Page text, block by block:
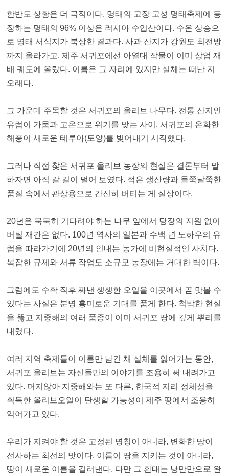
한반도 상황은 더 극적이다. 명태의 고장 고성 명태축제에 등
장하는 명태의 96% 이상은 러시아 수입산이다. 수온 상승으
로 명태 서식지가 북상한 결과다. 사과 산지가 강원도 최전방
까지 올라가고, 제주 서귀포에선 아열대 작물이 이미 상업 재
배 궤도에 올랐다. 이름은 그 자리에 있지만 실체는 떠난 지
오래다.
그 가운데 주목할 것은 서귀포의 올리브 나무다. 전통 산지인
유럽이 가뭄과 고온으로 위기를 맞는 사이, 서귀포의 온화한
해풍이 새로운 테루아(토양)를 빚어내기 시작했다.
그러나 직접 찾은 서귀포 올리브 농장의 현실은 결론부터 말
하자면 아직 갈 길이 멀어 보였다. 적은 생산량과 들쭉날쭉한
품질 속에서 관상용으로 간신히 버티는 게 실상이다.
20년은 묵묵히 기다려야 하는 나무 앞에서 당장의 지원 없이
버틸 재간은 없다. 100년 역사의 일본과 수백 년 노하우의 유
럽을 따라가기에 20년의 인내는 농가에 비현실적인 사치다.
복잡한 규제와 서류 작업도 소규모 농장에는 거대한 벽이다.
그럼에도 수확 직후 짜낸 생생한 오일을 이곳에서 곧 맛볼 수
있다는 사실은 분명 흥미로운 기대를 품게 한다. 척박한 현실
을 뚫고 지중해의 여러 품종이 이미 서귀포 땅에 깊게 뿌리를
내렸다.
여러 지역 축제들이 이름만 남긴 채 실체를 잃어가는 동안,
서귀포 올리브는 자신들만의 이야기를 조용히 써 내려가고
있다. 머지않아 지중해와는 또 다른, 한국적 지리 정체성을
획득한 올리브오일이 탄생할 가능성이 제주 땅에서 조용히
익어가고 있다.
우리가 지켜야 할 것은 고정된 명칭이 아니라, 변화한 땅이
선사하는 최선의 맛이다. 이름이 땅을 지키는 것이 아니라,
땅이 새로운 이름을 길러낸다. 다만 그 환대는 낭만만으로 완